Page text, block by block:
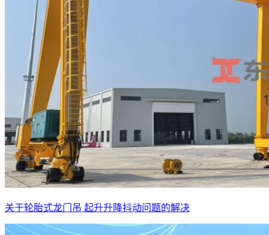
关于轮胎式龙门吊 起升升降抖动问题的解决